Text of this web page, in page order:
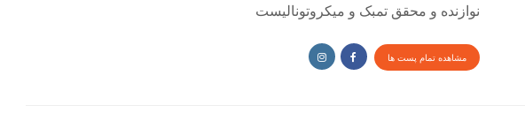
نوازنده و محقق تمبک و میکروتونالیست
مشاهده تمام پست ها